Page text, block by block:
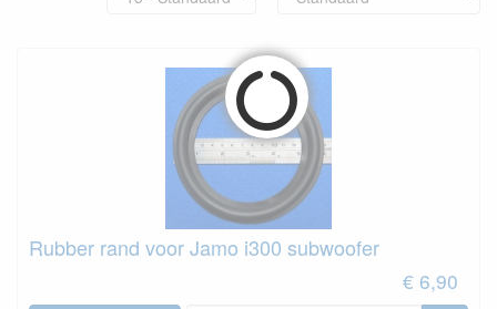
Rubber rand voor Jamo i300 subwoofer
€ 6,90